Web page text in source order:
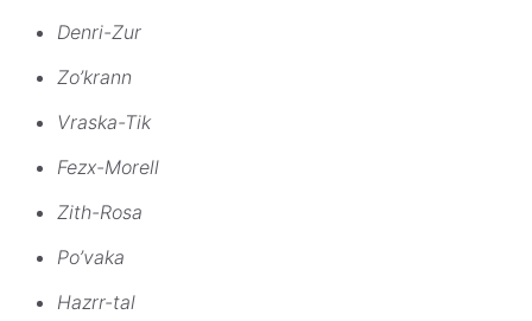
Denri-Zur
Zo’krann
Vraska-Tik
Fezx-Morell
Zith-Rosa
Po’vaka
Hazrr-tal